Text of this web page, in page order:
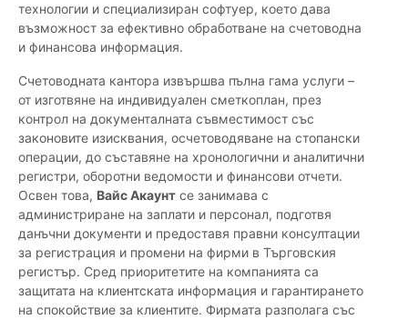
технологии и специализиран софтуер, което дава
възможност за ефективно обработване на счетоводна
и финансова информация.
Счетоводната кантора извършва пълна гама услуги –
от изготвяне на индивидуален сметкоплан, през
контрол на документалната съвместимост със
законовите изисквания, осчетоводяване на стопански
операции, до съставяне на хронологични и аналитични
регистри, оборотни ведомости и финансови отчети.
Освен това, Вайс Акаунт се занимава с
администриране на заплати и персонал, подготвя
данъчни документи и предоставя правни консултации
за регистрация и промени на фирми в Търговския
регистър. Сред приоритетите на компанията са
защитата на клиентската информация и гарантирането
на спокойствие за клиентите. Фирмата разполага със